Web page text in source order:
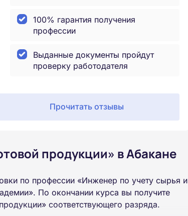
100% гарантия получения
профессии
Выданные документы пройдут
проверку работодателя
Прочитать отзывы
продукции» в Абакане
по профессии «Инженер по учету сырья и
По окончании курса вы получите
соответствующего разряда.